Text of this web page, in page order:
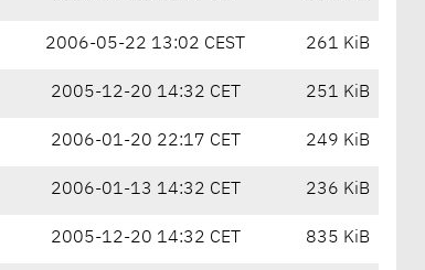
2006-05-22 13:02 CEST 261 KiB
2005-12-20 14:32 CET 251 KiB
2006-01-20 22:17 CET 249 KiB
2006-01-13 14:32 CET 236 KiB
2005-12-20 14:32 CET 835 KiB